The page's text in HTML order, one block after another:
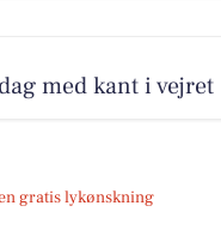
med kant i vejret
gratis lykønskning